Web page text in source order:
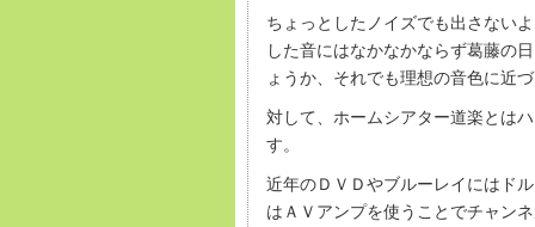
ちょっとしたノイズでも出さない
した音にはなかなかならず葛藤の
ょうか、それでも理想の音色に近
対して、ホームシアター道楽とは
す。
近年のＤＶＤやブルーレイにはド
はＡＶアンプを使うことでチャン